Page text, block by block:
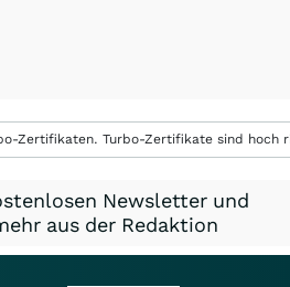
Zertifikaten. Turbo-Zertifikate sind hoch
Newsletter und
aus der Redaktion